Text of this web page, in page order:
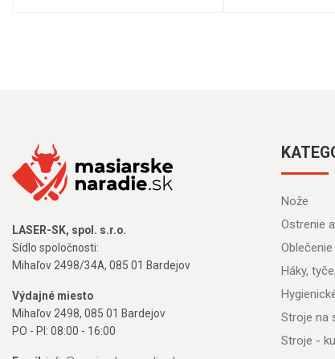
LASER-SK, spol. s.r.o.
Sídlo spoločnosti:
Mihaľov 2498/34A, 085 01 Bardejov
Výdajné miesto
Mihaľov 2498, 085 01 Bardejov
PO - PI: 08:00 - 16:00
Nože
Ostrenie
Oblečenie
Háky,
Stroje na
Stroje -